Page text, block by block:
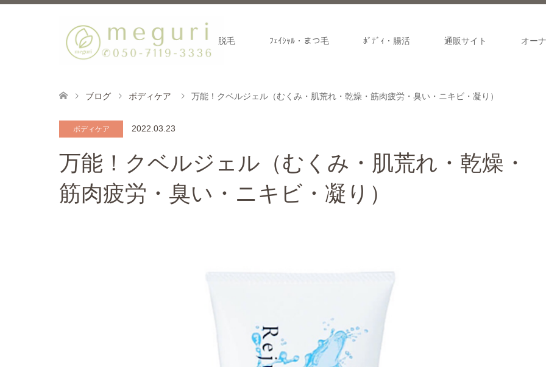
脱毛 ﾌｪｲｼｬﾙ・まつ毛 ﾎﾞﾃﾞｨ・腸活 通販サイト オー
ブログ ボディケア 万能！クベルジェル（むくみ・肌荒れ・乾燥・筋肉疲労・臭い・ニキビ・凝り）
ボディケア 2022.03.23
万能！クベルジェル（むくみ・肌荒れ・乾燥・
筋肉疲労・臭い・ニキビ・凝り）